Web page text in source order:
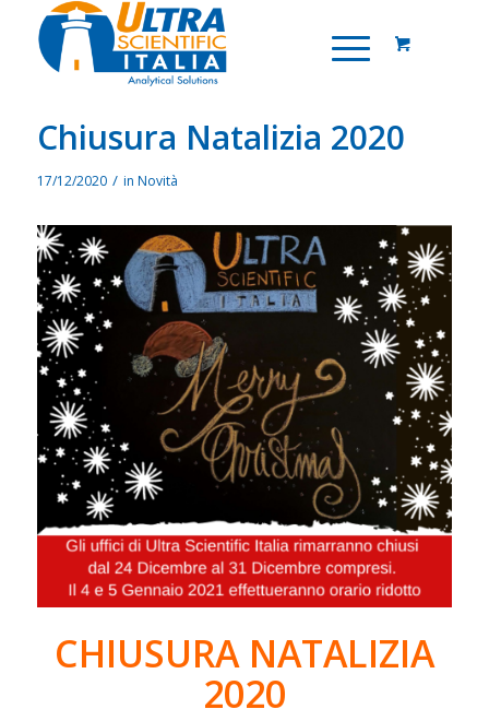
Chiusura Natalizia 2020
17/12/2020 / in Novità
CHIUSURA NATALIZIA
2020